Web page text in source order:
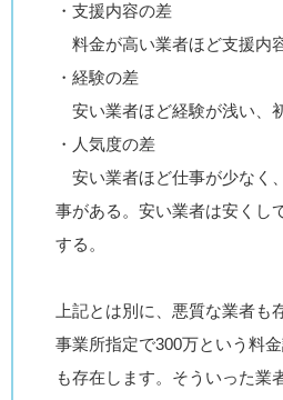
・支援内容の差
料金が高い業者ほど支援内
・経験の差
安い業者ほど経験が浅い、
・人気度の差
安い業者ほど仕事が少なく
事がある。安い業者は安くし
する。
上記とは別に、悪質な業者も
事業所指定で300万という料
も存在します。そういった業